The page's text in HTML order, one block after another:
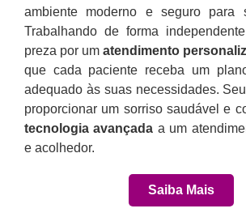
ambiente moderno e seguro para
Trabalhando de forma
preza por um atendimento
que cada paciente receba um
adequado às suas necessidades.
proporcionar um sorriso saudável e
tecnologia avançada a um
e acolhedor.
Saiba Mais